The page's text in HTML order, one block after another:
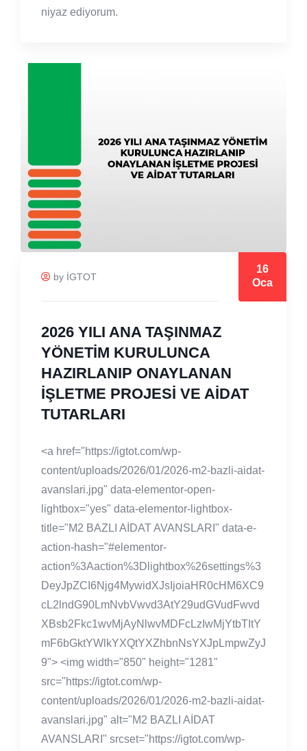
niyaz ediyorum.
by İGTOT
16
Oca
2026 YILI ANA TAŞINMAZ
YÖNETİM KURULUNCA
HAZIRLANIP ONAYLANAN
İŞLETME PROJESİ VE AİDAT
TUTARLARI
<a href="https://igtot.com/wp-
content/uploads/2026/01/2026-m2-bazli-aidat-
avanslari.jpg" data-elementor-open-
lightbox="yes" data-elementor-lightbox-
title="M2 BAZLI AİDAT AVANSLARI" data-e-
action-hash="#elementor-
action%3Aaction%3Dlightbox%26settings%3
DeyJpZCI6Njg4MywidXJsIjoiaHR0cHM6XC9
cL2lndG90LmNvbVwvd3AtY29udGVudFwvd
XBsb2Fkc1wvMjAyNlwvMDFcLzIwMjYtbTItY
mF6bGktYWlkYXQtYXZhbnNsYXJpLmpwZyJ
9"> <img width="850" height="1281"
src="https://igtot.com/wp-
content/uploads/2026/01/2026-m2-bazli-aidat-
avanslari.jpg" alt="M2 BAZLI AİDAT
AVANSLARI" srcset="https://igtot.com/wp-